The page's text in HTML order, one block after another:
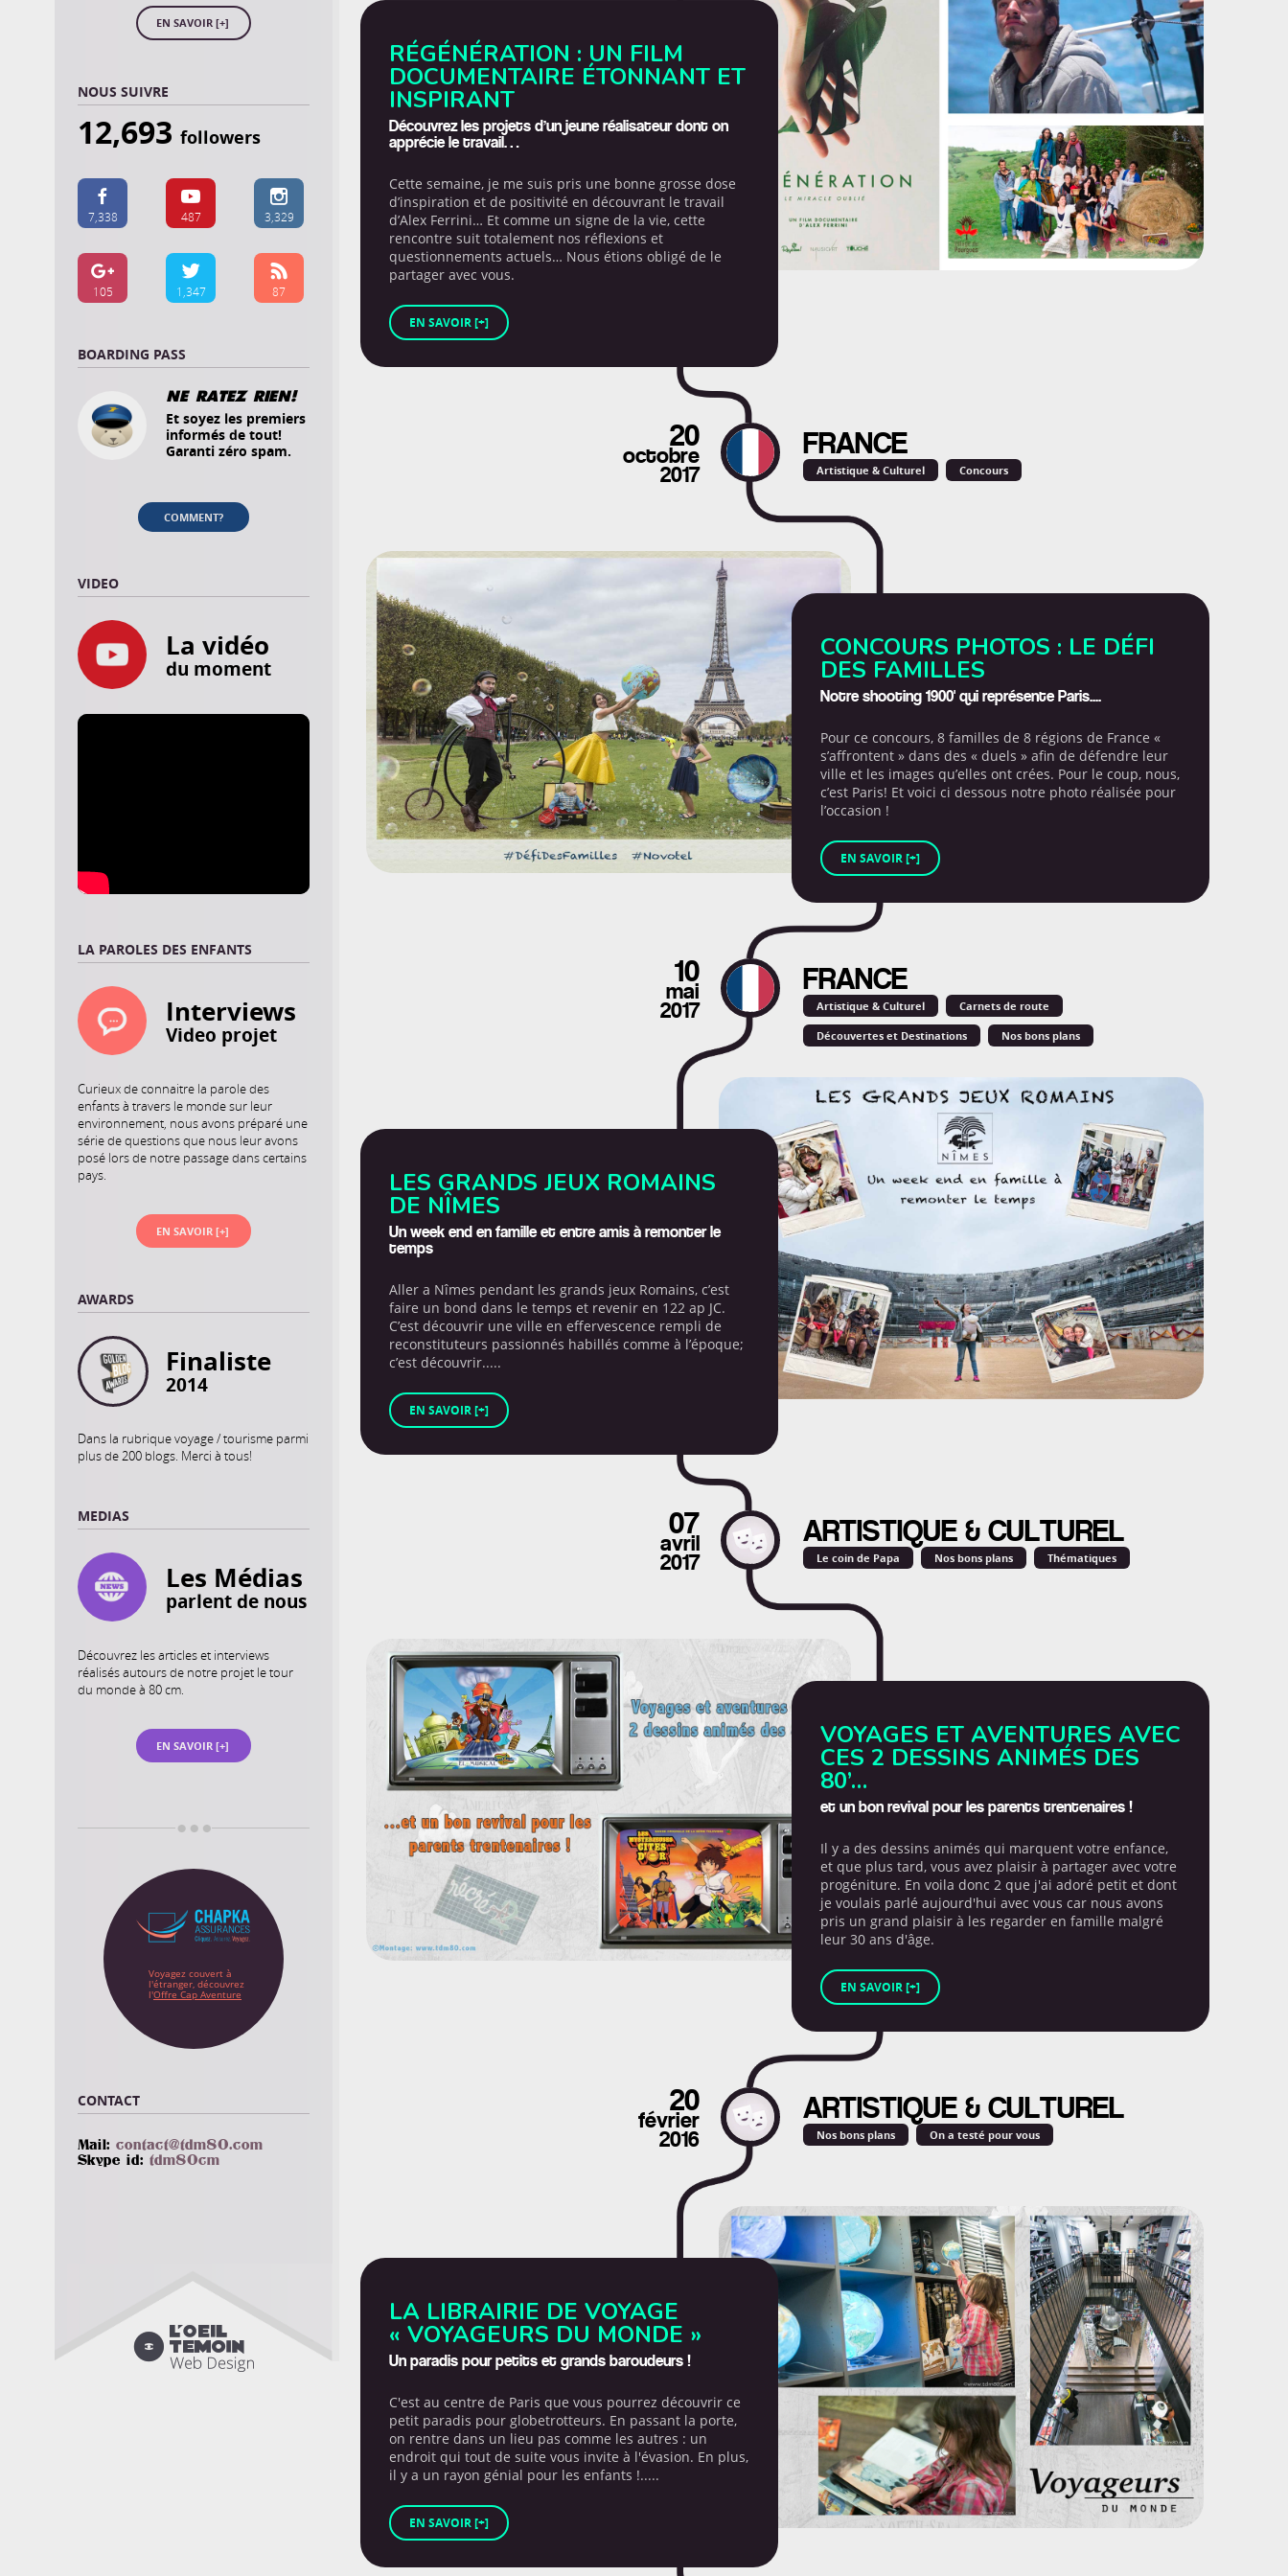
EN SAVOIR [+]
NOUS SUIVRE
12,693 followers

7,338

487

3,329

105

1,347

87
BOARDING PASS
NE RATEZ RIEN!
Et soyez les premiers
informés de tout!
Garanti zéro spam.
COMMENT?
VIDEO
La vidéo
du moment
LA PAROLES DES ENFANTS
Interviews
Video projet
Curieux de connaitre la parole des
enfants à travers le monde sur leur
environnement, nous avons préparé une
série de questions que nous leur avons
posé lors de notre passage dans certains
pays.
EN SAVOIR [+]
AWARDS
Finaliste
2014
Dans la rubrique voyage / tourisme parmi
plus de 200 blogs. Merci à tous!
MEDIAS
Les Médias
parlent de nous
Découvrez les articles et interviews
réalisés autours de notre projet le tour
du monde à 80 cm.
EN SAVOIR [+]
Voyagez couvert à
l'étranger, découvrez
l'Offre Cap Aventure
CONTACT
Mail: moc.08mdt@tcatnoc
Skype id: tdm80cm

RÉGÉNÉRATION : UN FILM
DOCUMENTAIRE ÉTONNANT ET
INSPIRANT
Découvrez les projets d’un jeune réalisateur dont on
apprécie le travail…
Cette semaine, je me suis pris une bonne grosse dose
d’inspiration et de positivité en découvrant le travail
d’Alex Ferrini… Et comme un signe de la vie, cette
rencontre suit totalement nos réflexions et
questionnements actuels… Nous étions obligé de le
partager avec vous.
EN SAVOIR [+]
20
octobre
2017
FRANCE
Artistique & Culturel Concours
CONCOURS PHOTOS : LE DÉFI
DES FAMILLES
Notre shooting 1900' qui représente Paris....
Pour ce concours, 8 familles de 8 régions de France «
s’affrontent » dans des « duels » afin de défendre leur
ville et les images qu’elles ont crées. Pour le coup, nous,
c’est Paris! Et voici ci dessous notre photo réalisée pour
l’occasion !
EN SAVOIR [+]
10
mai
2017
FRANCE
Artistique & Culturel Carnets de route
Découvertes et Destinations Nos bons plans
LES GRANDS JEUX ROMAINS
DE NÎMES
Un week end en famille et entre amis à remonter le
temps
Aller a Nîmes pendant les grands jeux Romains, c’est
faire un bond dans le temps et revenir en 122 ap JC.
C’est découvrir une ville en effervescence rempli de
reconstituteurs passionnés habillés comme à l’époque;
c’est découvrir.....
EN SAVOIR [+]
07
avril
2017
ARTISTIQUE & CULTUREL
Le coin de Papa Nos bons plans Thématiques
VOYAGES ET AVENTURES AVEC
CES 2 DESSINS ANIMÉS DES
80’…
et un bon revival pour les parents trentenaires !
Il y a des dessins animés qui marquent votre enfance,
et que plus tard, vous avez plaisir à partager avec votre
progéniture. En voila donc 2 que j'ai adoré petit et dont
je voulais parlé aujourd'hui avec vous car nous avons
pris un grand plaisir à les regarder en famille malgré
leur 30 ans d'âge.
EN SAVOIR [+]
20
février
2016
ARTISTIQUE & CULTUREL
Nos bons plans On a testé pour vous
LA LIBRAIRIE DE VOYAGE
« VOYAGEURS DU MONDE »
Un paradis pour petits et grands baroudeurs !
C'est au centre de Paris que vous pourrez découvrir ce
petit paradis pour globetrotteurs. En passant la porte,
on rentre dans un lieu pas comme les autres : un
endroit qui tout de suite vous invite à l'évasion. En plus,
il y a un rayon génial pour les enfants !.....
EN SAVOIR [+]